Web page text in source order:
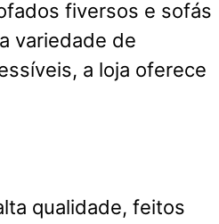
fiversos e sofás
variedade de
a loja oferece
qualidade, feitos